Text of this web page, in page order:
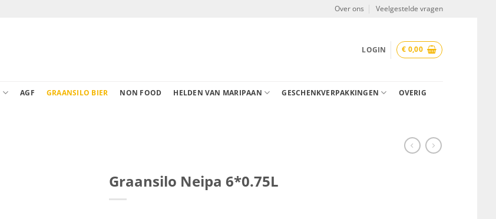
Over ons Veelgestelde vragen
LOGIN € 0,00
AGF GRAANSILO BIER NON FOOD HELDEN VAN MARIPAAN GESCHENKVERPAKKINGEN OVERIG
Graansilo Neipa 6*0.75L